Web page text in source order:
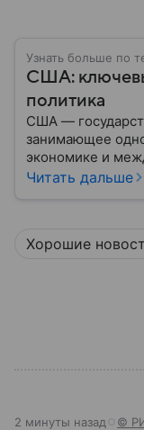
Узнать больше по
США:
политика
США —
занимающее
экономике и
материале —
Читать дальше
Хорошие
2 минуты назад ©